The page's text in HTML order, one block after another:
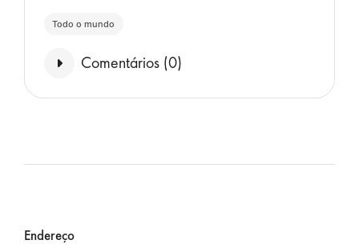
Todo o mundo
Comentários (0)
Endereço